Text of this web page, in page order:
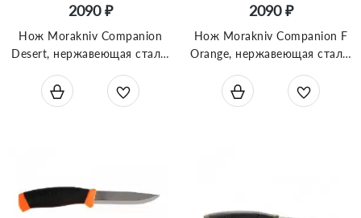
2090 ₽
Нож Morakniv Companion
Desert, нержавеющая сталь,
2090 ₽
Нож Morakniv Companion F
Orange, нержавеющая сталь,
оранжевыми накладкам,